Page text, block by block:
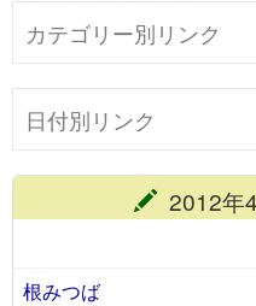
カテゴリー別リンク
日付別リンク
2012
根みつば